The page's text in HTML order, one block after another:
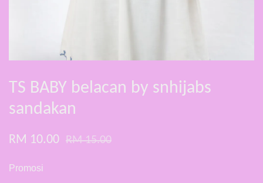
TS BABY belacan by snhijabs
sandakan
RM 10.00 RM 15.00
Promosi